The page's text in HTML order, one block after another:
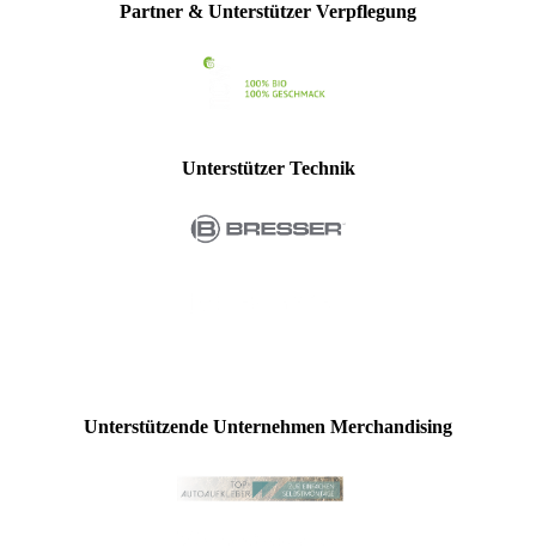
Partner & Unterstützer Verpflegung
Unterstützer Technik
Unterstützende Unternehmen Merchandising